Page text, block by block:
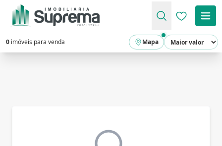
Favoritos
0 imóveis para venda Mapa